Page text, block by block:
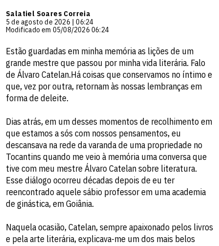
Salatiel Soares Correia
5 de agosto de 2026 | 06:24
Modificado em 05/08/2026 06:24
Estão guardadas em minha memória as lições de um
grande mestre que passou por minha vida literária. Falo
de Álvaro Catelan.Há coisas que conservamos no íntimo e
que, vez por outra, retornam às nossas lembranças em
forma de deleite.
Dias atrás, em um desses momentos de recolhimento em
que estamos a sós com nossos pensamentos, eu
descansava na rede da varanda de uma propriedade no
Tocantins quando me veio à memória uma conversa que
tive com meu mestre Álvaro Catelan sobre literatura.
Esse diálogo ocorreu décadas depois de eu ter
reencontrado aquele sábio professor em uma academia
de ginástica, em Goiânia.
Naquela ocasião, Catelan, sempre apaixonado pelos livros
e pela arte literária, explicava-me um dos mais belos